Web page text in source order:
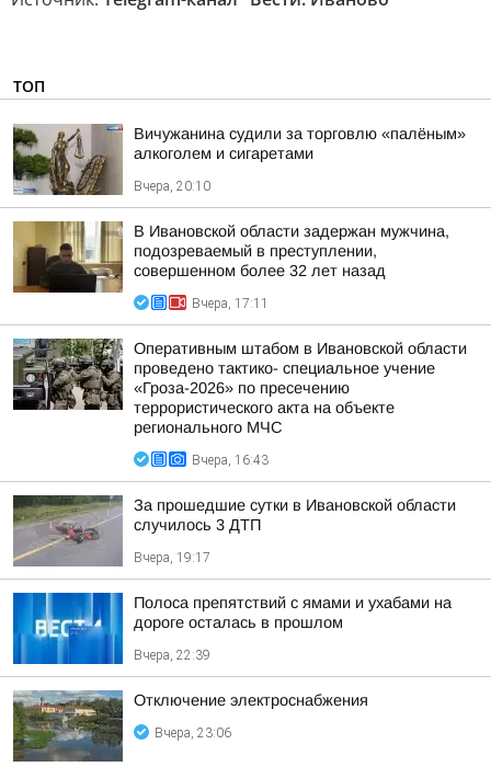
ТОП
Вичужанина судили за торговлю «палёным»
алкоголем и сигаретами
Вчера, 20:10
В Ивановской области задержан мужчина,
подозреваемый в преступлении,
совершенном более 32 лет назад
Вчера, 17:11
Оперативным штабом в Ивановской области
проведено тактико- специальное учение
«Гроза-2026» по пресечению
террористического акта на объекте
регионального МЧС
Вчера, 16:43
За прошедшие сутки в Ивановской области
случилось 3 ДТП
Вчера, 19:17
Полоса препятствий с ямами и ухабами на
дороге осталась в прошлом
Вчера, 22:39
Отключение электроснабжения
Вчера, 23:06